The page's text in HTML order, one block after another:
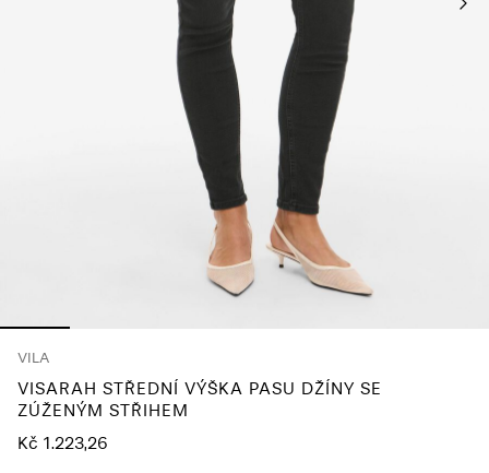
VILA
VISARAH STŘEDNÍ VÝŠKA PASU DŽÍNY SE
ZÚŽENÝM STŘIHEM
Kč 1.223,26